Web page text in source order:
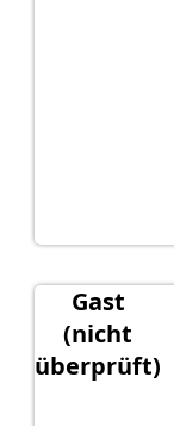
Gast
(nicht
überprüft)